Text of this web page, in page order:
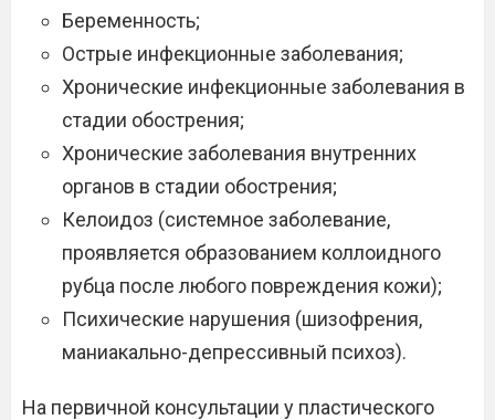
Беременность;
Острые инфекционные заболевания;
Хронические инфекционные заболевания в
стадии обострения;
Хронические заболевания внутренних
органов в стадии обострения;
Келоидоз (системное заболевание,
проявляется образованием коллоидного
рубца после любого повреждения кожи);
Психические нарушения (шизофрения,
маниакально-депрессивный психоз).
На первичной консультации у пластического